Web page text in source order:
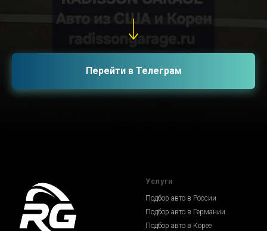
Перейти в Телеграм
Услуги
Подбор авто в России
Подбор авто в Германии
Подбор авто в Корее